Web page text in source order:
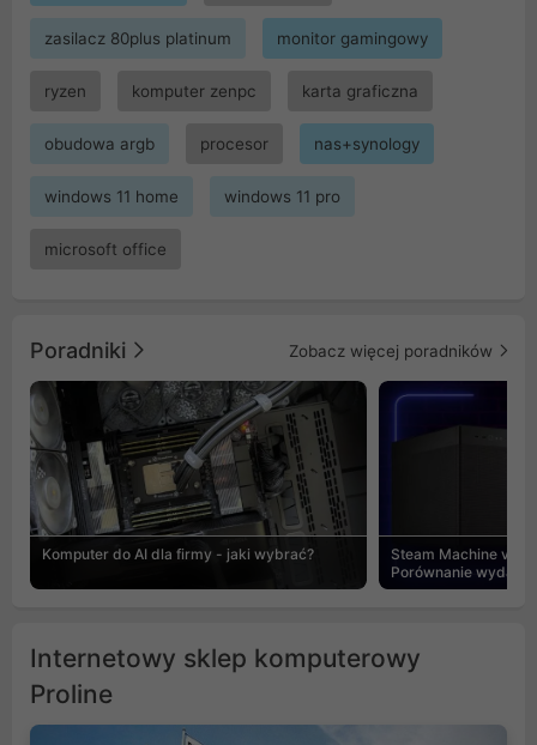
zasilacz 80plus platinum monitor gamingowy
ryzen komputer zenpc karta graficzna
obudowa argb procesor nas+synology
windows 11 home windows 11 pro
microsoft office
Poradniki Zobacz więcej poradników
Komputer do AI dla firmy - jaki wybrać?
Steam Machine vs
Porównanie
Internetowy sklep komputerowy
Proline